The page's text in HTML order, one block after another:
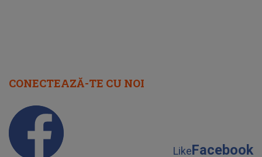
CONECTEAZĂ-TE CU NOI
LikeFacebook